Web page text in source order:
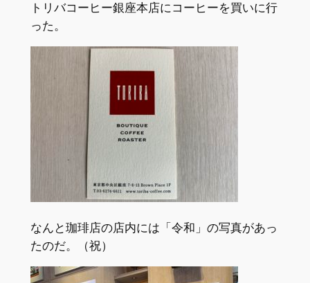
トリバコーヒー銀座本店にコーヒーを買いに行
った。
なんと珈琲店の店内には「令和」の写真があっ
たのだ。（祝）